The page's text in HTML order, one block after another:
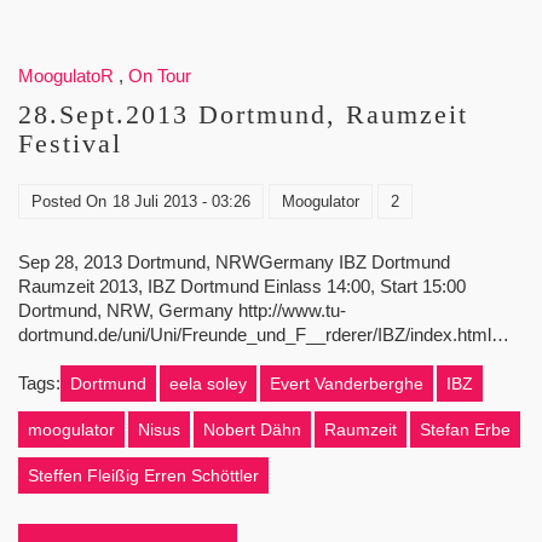
MoogulatoR , On Tour
28.Sept.2013 Dortmund, Raumzeit
Festival
Posted On 18 Juli 2013 - 03:26 Moogulator 2
Sep 28, 2013 Dortmund, NRWGermany IBZ Dortmund
Raumzeit 2013, IBZ Dortmund Einlass 14:00, Start 15:00
Dortmund, NRW, Germany http://www.tu-
dortmund.de/uni/Uni/Freunde_und_F__rderer/IBZ/index.html…
Tags: Dortmund eela soley Evert Vanderberghe IBZ
moogulator Nisus Nobert Dähn Raumzeit Stefan Erbe
Steffen Fleißig Erren Schöttler